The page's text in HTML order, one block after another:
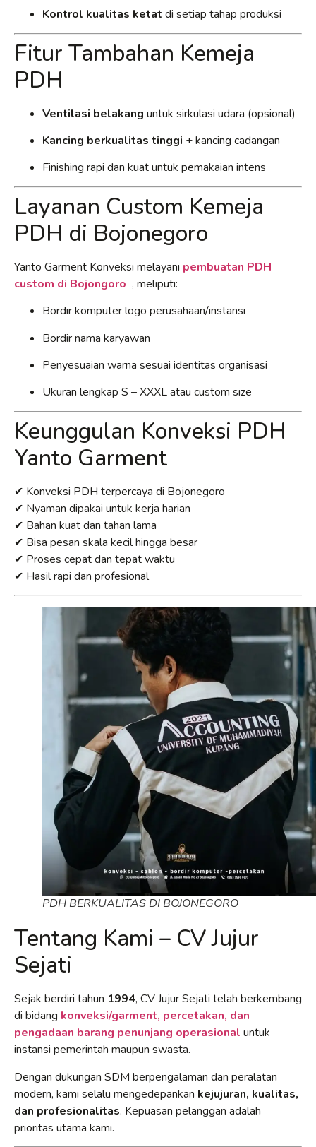
Kontrol kualitas ketat di setiap tahap produksi
Fitur Tambahan Kemeja
PDH
Ventilasi belakang untuk sirkulasi udara (opsional)
Kancing berkualitas tinggi + kancing cadangan
Finishing rapi dan kuat untuk pemakaian intens
Layanan Custom Kemeja
PDH di Bojonegoro
Yanto Garment Konveksi melayani pembuatan PDH
custom di Bojongoro , meliputi:
Bordir komputer logo perusahaan/instansi
Bordir nama karyawan
Penyesuaian warna sesuai identitas organisasi
Ukuran lengkap S – XXXL atau custom size
Keunggulan Konveksi PDH
Yanto Garment
✔ Konveksi PDH terpercaya di Bojonegoro
✔ Nyaman dipakai untuk kerja harian
✔ Bahan kuat dan tahan lama
✔ Bisa pesan skala kecil hingga besar
✔ Proses cepat dan tepat waktu
✔ Hasil rapi dan profesional
PDH BERKUALITAS DI BOJONEGORO
Tentang Kami – CV Jujur
Sejati
Sejak berdiri tahun 1994, CV Jujur Sejati telah berkembang
di bidang konveksi/garment, percetakan, dan
pengadaan barang penunjang operasional untuk
instansi pemerintah maupun swasta.
Dengan dukungan SDM berpengalaman dan peralatan
modern, kami selalu mengedepankan kejujuran, kualitas,
dan profesionalitas. Kepuasan pelanggan adalah
prioritas utama kami.